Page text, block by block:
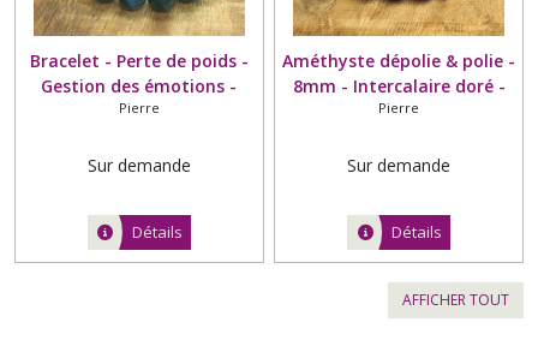
Bracelet - Perte de poids -
Gestion des émotions -
Apatite - Grade A - 8mm
Pierre
Sur demande
Détails
Améthyste dépolie & polie -
8mm - Intercalaire doré -
Différents tons
photos)
Pierre
Sur demande
Détails
AFFICHER TOUT